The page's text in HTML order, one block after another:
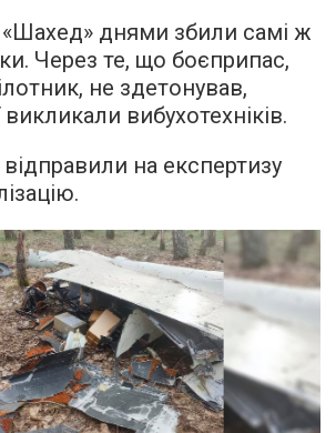
«Шахед» днями збили самі ж
Через те, що боєприпас,
не здетонував,
викликали вибухотехніків.
на експертизу